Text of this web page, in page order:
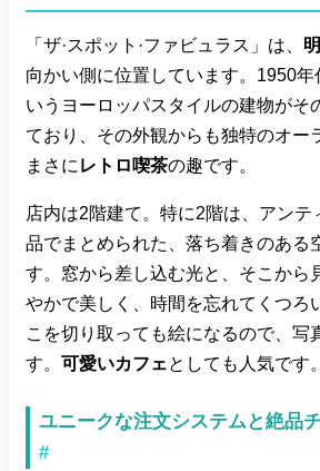
「ザ·スポット·ファビュラス」は、
向かい側に位置しています。1950年
いうヨーロッパスタイルの建物がそ
ており、その外観からも独特のオー
まさに レトロ喫茶の趣です。
店内は2階建て。特に2階は、アンテ
品でまとめられた、落ち着きのある
す。窓から差し込む光と、そこから
やかで美しく、時間を忘れてくつろ
こを切り取っても絵になるので、写
す。 可愛いカフェとしても人気です。
ユニークな注文システムと絶品
#